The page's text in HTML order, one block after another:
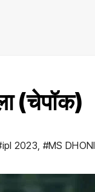
(चेपॉक)
2023, #MS DHONI